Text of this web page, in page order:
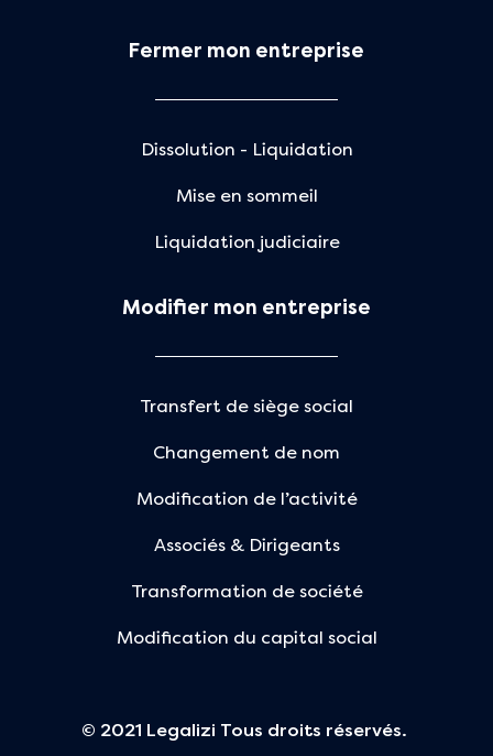
Fermer mon entreprise
Dissolution - Liquidation
Mise en sommeil
Liquidation judiciaire
Modifier mon entreprise
Transfert de siège social
Changement de nom
Modification de l’activité
Associés & Dirigeants
Transformation de société
Modification du capital social
© 2021 Legalizi Tous droits réservés.